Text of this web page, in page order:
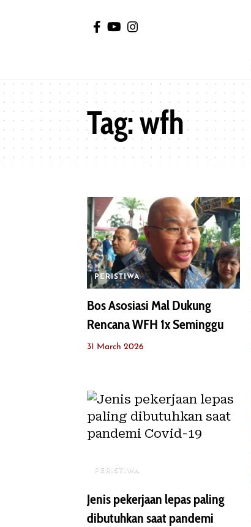
Tag:wfh
PERISTIWA
Bos Asosiasi Mal Dukung
Rencana WFH 1x Seminggu
31 March 2026
PERISTIWA
Jenis pekerjaan lepas paling
dibutuhkan saat pandemi